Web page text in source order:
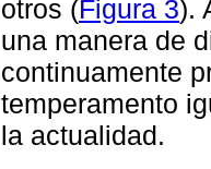
otros (Figura 3).
una manera de
continuamente
temperamento
la actualidad.